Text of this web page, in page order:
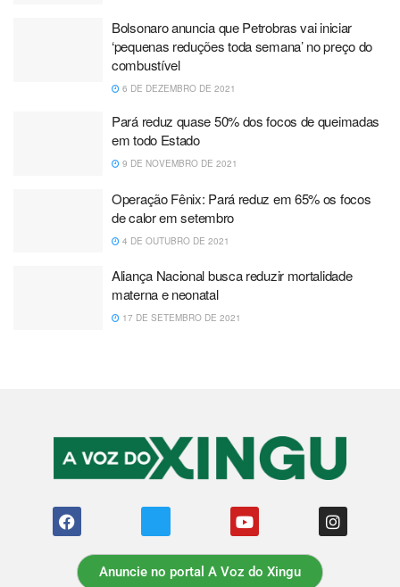
Bolsonaro anuncia que Petrobras vai iniciar
‘pequenas reduções toda semana’ no preço do
combustível
6 DE DEZEMBRO DE 2021
Pará reduz quase 50% dos focos de queimadas
em todo Estado
9 DE NOVEMBRO DE 2021
Operação Fênix: Pará reduz em 65% os focos
de calor em setembro
4 DE OUTUBRO DE 2021
Aliança Nacional busca reduzir mortalidade
materna e neonatal
17 DE SETEMBRO DE 2021
Anuncie no portal A Voz do Xingu